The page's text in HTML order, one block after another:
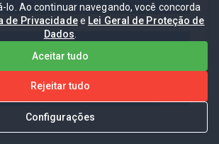
de Pagamentos
lo. Ao continuar navegando, você concorda
de Privacidadee Lei Geral de Proteção de
Dados
Aceitar tudo
Rejeitar tudo
Configurações